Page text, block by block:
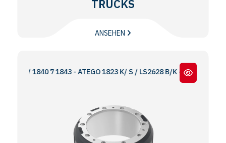
TRUCKS
ANSEHEN
7 1843 - ATEGO 1823 K/ S / LS2628 B/K - AROCS 1830